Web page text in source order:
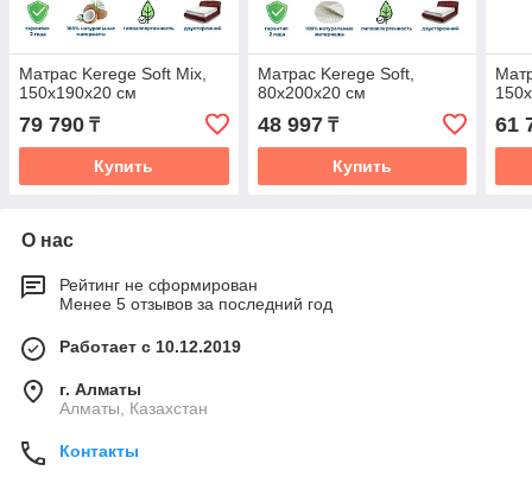
Матрас Kerege Soft Mix,
150x190x20 см
79 790 ₸
Купить
Матрас Kerege Soft,
80x200x20 см
48 997₸
Купить
61
О нас
Рейтинг не сформирован
Менее 5 отзывов за последний год
Работает с 10.12.2019
г. Алматы
Алматы, Казахстан
Контакты